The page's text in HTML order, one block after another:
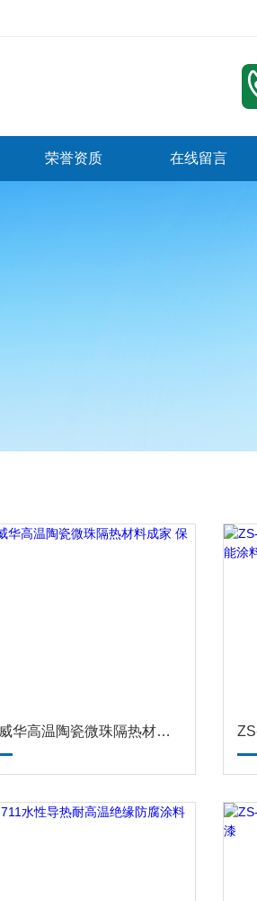
荣誉资质 在线留言
志盛威华高温陶瓷微珠隔热材料成家 保温设备